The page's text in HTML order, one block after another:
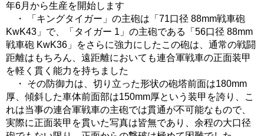
年6月から生産を開始します
・ 「キングタイガー」の主砲は「71口径 88mm戦車砲
KwK43」で、「タイガー 1」の主砲である「56口径 88mm
戦車砲 KwK36」をさらに強力にしたこの砲は、通常の戦闘
距離はもちろん、遠距離においても連合軍戦車の正面装甲
を軽く貫く能力を持ちました
・ その防御力は、切り立った形状の砲塔前面は180mm
厚、傾斜した車体前面部は150mm厚という装甲を誇り、こ
れは当事の連合軍戦車の主砲では貫通が不可能なもので、
実際に正面装甲を貫いた写真は皆無であり、余程の大口径